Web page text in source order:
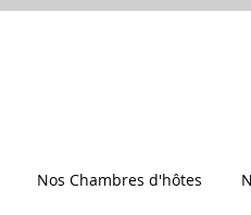
Nos Chambres d'hôtes